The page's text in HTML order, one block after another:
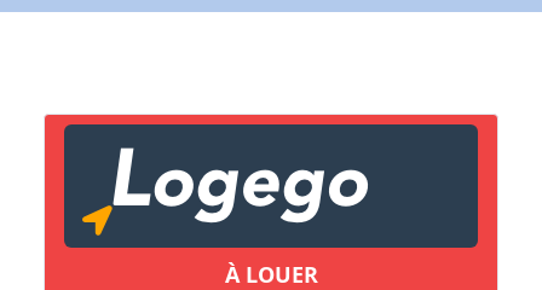
À LOUER
Lien vers inscription (sera inclus dans courriel)
Copier lien